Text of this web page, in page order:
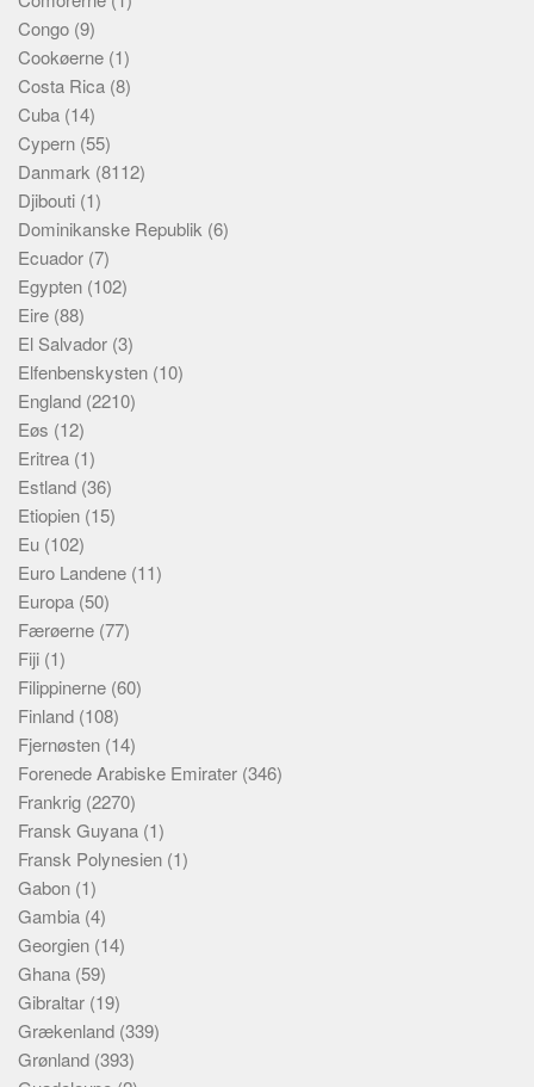
Congo (9)
Cookøerne (1)
Costa Rica (8)
Cuba (14)
Cypern (55)
Danmark (8112)
Djibouti (1)
Dominikanske Republik (6)
Ecuador (7)
Egypten (102)
Eire (88)
El Salvador (3)
Elfenbenskysten (10)
England (2210)
Eøs (12)
Eritrea (1)
Estland (36)
Etiopien (15)
Eu (102)
Euro Landene (11)
Europa (50)
Færøerne (77)
Fiji (1)
Filippinerne (60)
Finland (108)
Fjernøsten (14)
Forenede Arabiske Emirater (346)
Frankrig (2270)
Fransk Guyana (1)
Fransk Polynesien (1)
Gabon (1)
Gambia (4)
Georgien (14)
Ghana (59)
Gibraltar (19)
Grækenland (339)
Grønland (393)